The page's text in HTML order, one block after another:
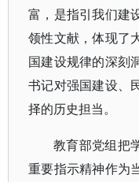
富，是指引我们建
领性文献，体现了
国建设规律的深刻
书记对强国建设、
择的历史担当。
教育部党组把
重要指示精神作为